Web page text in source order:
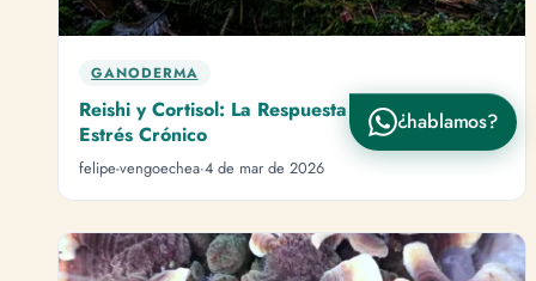
GANODERMA
Reishi y Cortisol: La Respuesta Adaptogénica al
Estrés Crónico
felipe-vengoechea·4 de mar de 2026
¿hablamos?
Enviar por WhatsApp